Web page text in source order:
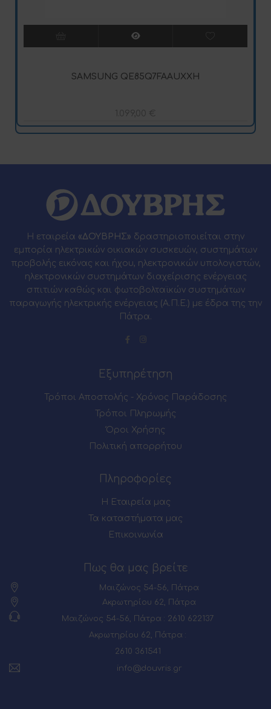
SAMSUNG QE85Q7FAAUXXH
1.099,00 €
Η εταιρεία «ΔΟΥΒΡΗΣ» δραστηριοποιείται στην
εμπορία ηλεκτρικών οικιακών συσκευών, συστημάτων
προβολής εικόνας και ήχου, ηλεκτρονικών υπολογιστών,
ηλεκτρονικών συστημάτων διαχείρισης ενέργειας
σπιτιών καθώς και φωτοβολταϊκών συστημάτων
παραγωγής ηλεκτρικής ενέργειας (Α.Π.Ε.) με έδρα της την
Πάτρα.
Εξυπηρέτηση
Τρόποι Αποστολής - Χρόνος Παράδοσης
Τρόποι Πληρωμής
Όροι Χρήσης
Πολιτική απορρήτου
Πληροφορίες
Η Εταιρεία μας
Τα καταστήματα μας
Επικοινωνία
Πως θα μας βρείτε
Μαιζώνος 54-56, Πάτρα
Ακρωτηρίου 62, Πάτρα
Μαιζώνος 54-56, Πάτρα : 2610 622137
Ακρωτηρίου 62, Πάτρα :
2610 361541
info@douvris.gr